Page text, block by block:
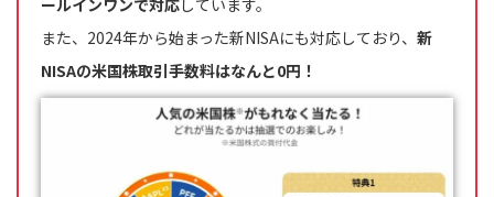
ールインワンで対応しています。
また、2024年から始まった新NISAにも対応しており、 新
NISAの米国株取引手数料はなんと0円！